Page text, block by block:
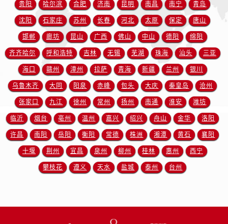
新疆维吾尔自治区和田市和田市北京西路售后服务中心（需提前预约）
新疆维吾尔自治区胡杨河市胡杨河市胡杨路售后服务中心（需提前预约）
新疆维吾尔自治区霍尔果斯市亚欧北路售后服务中心（需提前预约）
新疆维吾尔自治区喀什市解放北路售后服务中心（需提前预约）
新疆维吾尔自治区可克达拉市幸福路售后服务中心（需提前预约）
新疆维吾尔自治区克拉玛依市克拉玛依区友谊路售后服务中心（需提前预约）
新疆维吾尔自治区库车市库车市文化东路售后服务中心（需提前预约）
新疆维吾尔自治区库尔勒市库尔勒市人民东路售后服务中心（需提前预约）
新疆维吾尔自治区奎屯市团结西街售后服务中心（需提前预约）
新疆维吾尔自治区昆玉市昆泉街售后服务中心（需提前预约）
新疆维吾尔自治区沙湾市三道河子镇世纪大道南路售后服务中心（需提前预约）
新疆维吾尔自治区铁门关市兴疆路售后服务中心（需提前预约）
贵阳 哈尔滨 合肥 济南 昆明 南昌 南宁 青岛
沈阳 石家庄 苏州 长春 河北 太原 保定 唐山
邯郸 廊坊 昆山 广西 佛山 中山 德阳 绵阳
齐齐哈尔 呼和浩特 吉林 无锡 芜湖 珠海 汕头 三亚
海口 赣州 漳州 拉萨 青海 新疆 兰州 银川
乌鲁木齐 大同 阳泉 赤峰 包头 大庆 秦皇岛 沧州
张家口 九江 徐州 常州 扬州 南通 淮安 潍坊
临沂 烟台 亳州 温州 嘉兴 绍兴 舟山 金华 洛阳
许昌 南阳 岳阳 衡阳 常德 株洲 湘潭 黄石 襄阳
十堰 荆州 宜昌 泉州 柳州 桂林 惠州 西宁
攀枝花 遵义 天水 盐城 泰州 台州